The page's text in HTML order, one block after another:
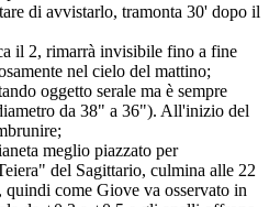
di avvistarlo, tramonta 30' dopo il
il 2, rimarrà invisibile fino a fine
nel cielo del mattino;
oggetto serale ma è sempre
da 38" a 36"). All'inizio del
meglio piazzato per
del Sagittario, culmina alle 22
come Giove va osservato in